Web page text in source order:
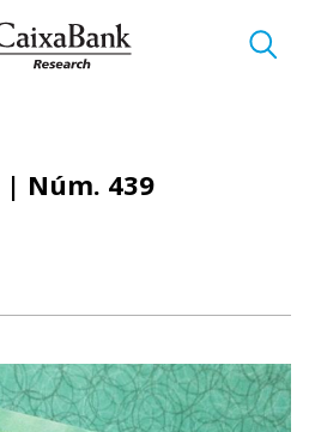
| Núm. 439